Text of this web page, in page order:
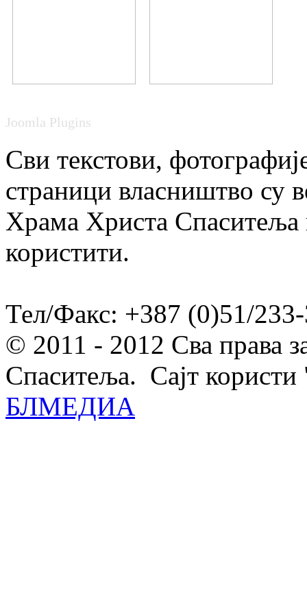
Joomla Plugins
Сви текстови,
страници власништво су
Храма Христа Спаситеља
користити.
Тел/Факс: +387 (0)51/
© 2011 - 2012 Сва права
Спаситеља. Сајт
БЛМЕДИА